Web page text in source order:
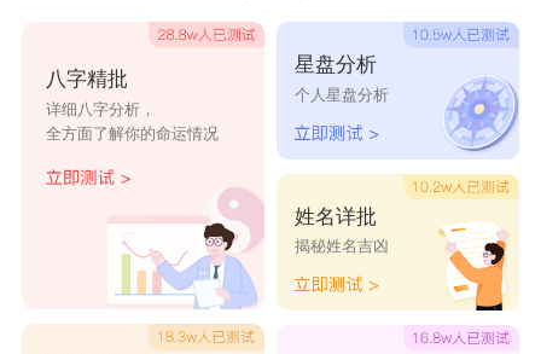
朱钧光 朱烨逸 朱家维
朱晓绍
朱航谦
朱纶翰 朱狄绍 朱祥清
八字精批
详细八字分析，
全方面了解你的命运情况
星盘分析
个人星盘分析
姓名详批
揭秘姓名吉凶